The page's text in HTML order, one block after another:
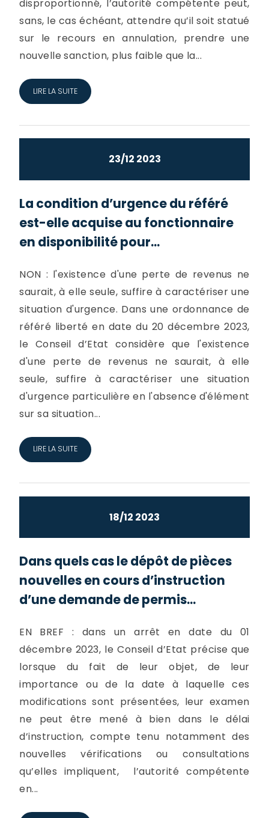
disproportionné, l’autorité compétente peut,
sans, le cas échéant, attendre qu’il soit statué
sur le recours en annulation, prendre une
nouvelle sanction, plus faible que la...
LIRE LA SUITE
23/12 2023
La condition d’urgence du référé
est-elle acquise au fonctionnaire
en disponibilité pour...
NON : l'existence d'une perte de revenus ne
saurait, à elle seule, suffire à caractériser une
situation d'urgence. Dans une ordonnance de
référé liberté en date du 20 décembre 2023,
le Conseil d’Etat considère que l'existence
d'une perte de revenus ne saurait, à elle
seule, suffire à caractériser une situation
d'urgence particulière en l'absence d'élément
sur sa situation...
LIRE LA SUITE
18/12 2023
Dans quels cas le dépôt de pièces
nouvelles en cours d’instruction
d’une demande de permis...
EN BREF : dans un arrêt en date du 01
décembre 2023, le Conseil d’Etat précise que
lorsque du fait de leur objet, de leur
importance ou de la date à laquelle ces
modifications sont présentées, leur examen
ne peut être mené à bien dans le délai
d’instruction, compte tenu notamment des
nouvelles vérifications ou consultations
qu’elles impliquent, l’autorité compétente
en...